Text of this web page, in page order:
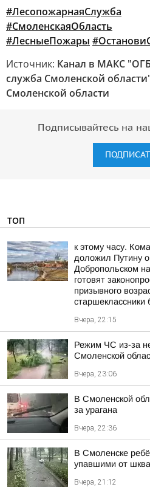
#ЛесопожарнаяСлужба
#СмоленскаяОбласть
#ЛесныеПожары
Источник: Канал в МАКС
служба Смоленской
Смоленской области
Подписывайтесь на
ТОП
к этому часу.
доложил Путину
Добропольском
готовят
призывного
старшеклассники
Вчера, 22:15
Режим ЧС из-за
Смоленской
Вчера, 23:06
В Смоленской
за урагана
Вчера, 22:36
В Смоленске
упавшими от
Вчера, 21:12